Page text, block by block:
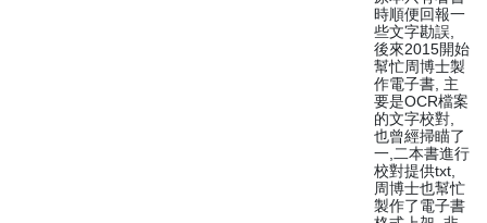
時順便回報一
些文字勘誤,
後來2015開始
幫忙周博士製
作電子書, 主
要是OCR檔案
的文字校對,
也曾經掃瞄了
一,二本書進行
校對提供txt,
周博士也幫忙
製作了電子書